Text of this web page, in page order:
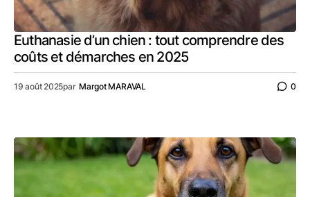
Euthanasie d’un chien : tout comprendre des
coûts et démarches en 2025
19 août 2025par Margot MARAVAL 0